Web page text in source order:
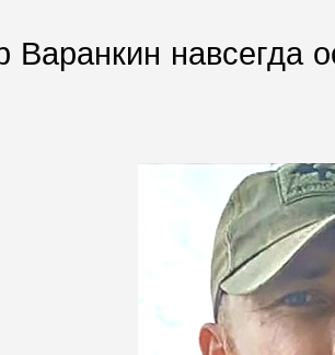
Варанкин навсегда